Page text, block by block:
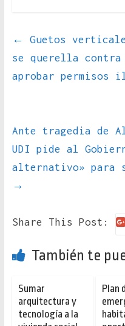
←
Guetos
se querella
aprobar permisos
Ante tragedia de
UDI pide al
alternativo» para
→
Share This Post:
También te
Sumar
arquitectura y
tecnología a la
Plan